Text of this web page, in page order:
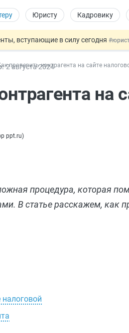
Юристу Кадровику
вступающие в силу сегодня
получать ВНЖ и гражданство:
упрощении госзакупок по 44-ФЗ
проверить контрагента на сайте
2 августа2024
на
ppt.ru)
процедура, которая
В статье расскажем, как
налоговой